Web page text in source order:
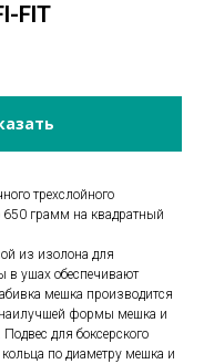
FIT
трехслойного
грамм на квадратный
из изолона для
ушах обеспечивают
мешка производится
наилучшей формы мешка и
для боксерского
кольца по диаметру мешка и